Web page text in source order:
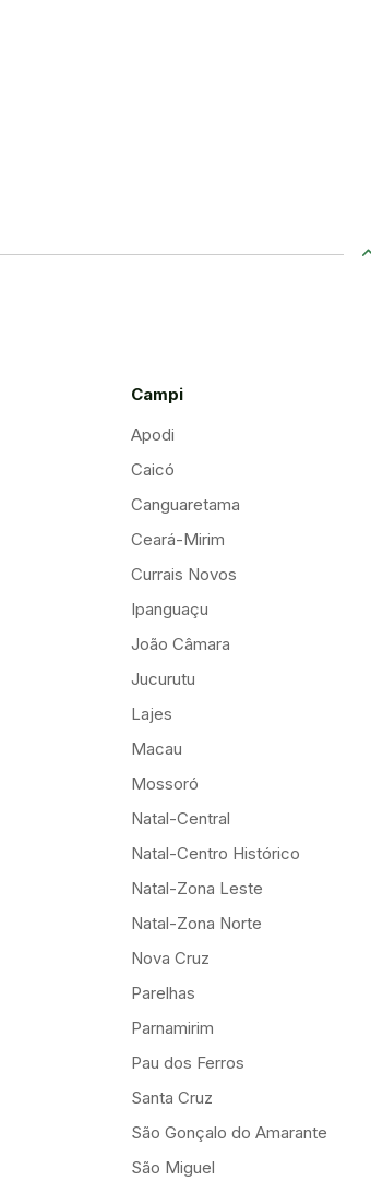
Campi
Apodi
Caicó
Canguaretama
Ceará-Mirim
Currais Novos
Ipanguaçu
João Câmara
Jucurutu
Lajes
Macau
Mossoró
Natal-Central
Natal-Centro Histórico
Natal-Zona Leste
Natal-Zona Norte
Nova Cruz
Parelhas
Parnamirim
Pau dos Ferros
Santa Cruz
São Gonçalo do Amarante
São Miguel